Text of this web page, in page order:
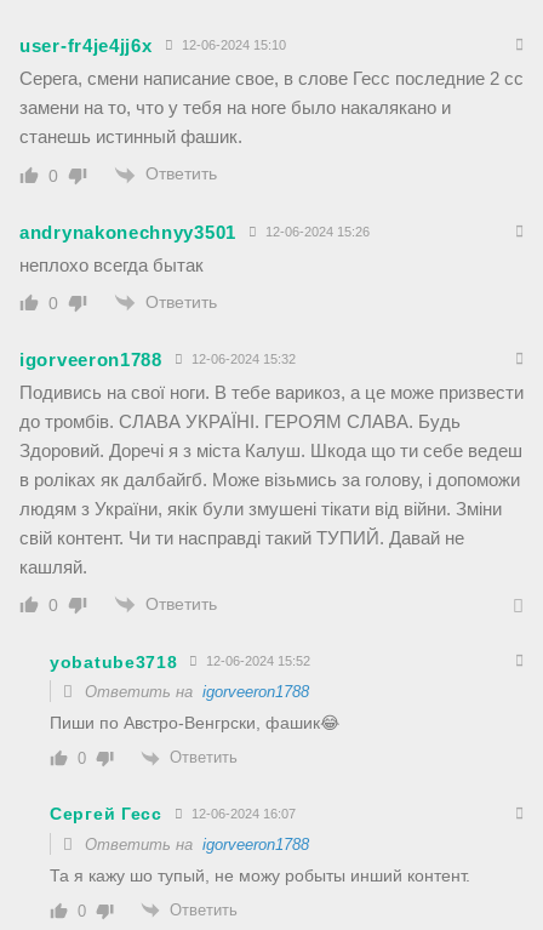
user-fr4je4jj6x 12-06-2024 15:10
Серега, смени написание свое, в слове Гесс последние 2 сс
замени на то, что у тебя на ноге было накалякано и
станешь истинный фашик.
0 Ответить
andrynakonechnyy3501 12-06-2024 15:26
неплохо всегда бытак
0 Ответить
igorveeron1788 12-06-2024 15:32
Подивись на свої ноги. В тебе варикоз, а це може призвести
до тромбів. СЛАВА УКРАЇНІ. ГЕРОЯМ СЛАВА. Будь
Здоровий. Доречі я з міста Калуш. Шкода що ти себе ведеш
в роліках як далбайгб. Може візьмись за голову, і допоможи
людям з України, якік були змушені тікати від війни. Зміни
свій контент. Чи ти насправді такий ТУПИЙ. Давай не
кашляй.
0 Ответить
yobatube3718 12-06-2024 15:52
Ответить на igorveeron1788
Пиши по Австро-Венгрски, фашик😂
0 Ответить
Сергей Гесс 12-06-2024 16:07
Ответить на igorveeron1788
Та я кажу шо тупый, не можу робыты инший контент.
0 Ответить